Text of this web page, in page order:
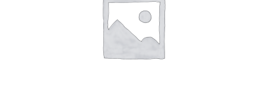
ΠΡΟΣΘΉΚΗ ΣΤΟ ΚΑΛΆΘΙ